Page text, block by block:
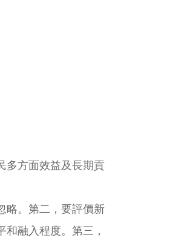
多方面效益及長期貢
略。第二，要評價新
融入程度。第三，